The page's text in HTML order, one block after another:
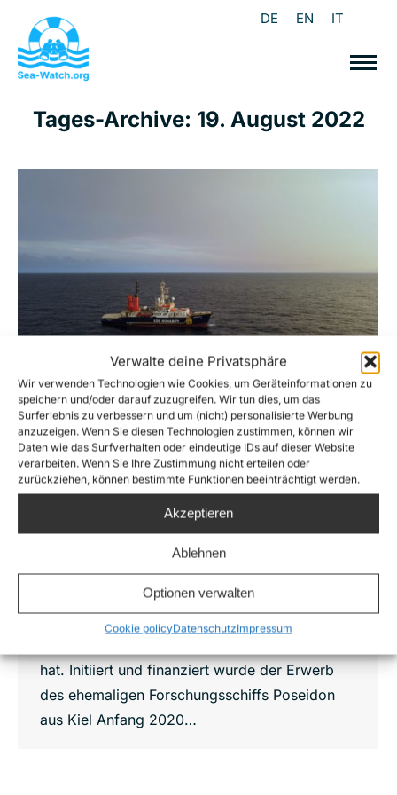
Verwalte deine Privatsphäre
Wir verwenden Technologien wie Cookies, um Geräteinformationen zu
speichern und/oder darauf zuzugreifen. Wir tun dies, um das
Surferlebnis zu verbessern und um (nicht) personalisierte Werbung
anzuzeigen. Wenn Sie diesen Technologien zustimmen, können wir
Daten wie das Surfverhalten oder eindeutige IDs auf dieser Website
verarbeiten. Wenn Sie Ihre Zustimmung nicht erteilen oder
zurückziehen, können bestimmte Funktionen beeinträchtigt werden.
Akzeptieren
Ablehnen
Optionen verwalten
Cookie policyDatenschutzImpressum
DE EN IT
Tages-Archive: 19. August 2022
Ehemalige Sea-Watch 4 künftig als
Humanity 1 für SOS Humanity im Einsatz
News,Sea-Watch 4 VonOliver Kulikowski
19. August 2022
Die zivile Seenotrettungsorganisation SOS
Humanity hat heute Vormittag im spanischen
Vinaròs ihr neues Rettungsschiff Humanity 1
getauft. Es handelt sich um die bisherige Sea-
Watch 4, die die Organisation Sea-Watch nach
mehr als zwei Jahren erfolgreicher
hat. Initiiert und finanziert wurde der Erwerb
des ehemaligen Forschungsschiffs Poseidon
aus Kiel Anfang 2020…